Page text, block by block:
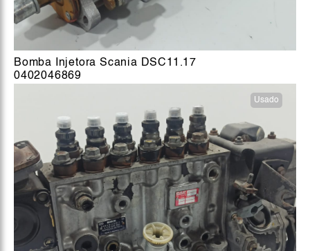
Bomba Injetora Scania DSC11.17
0402046869
Usado